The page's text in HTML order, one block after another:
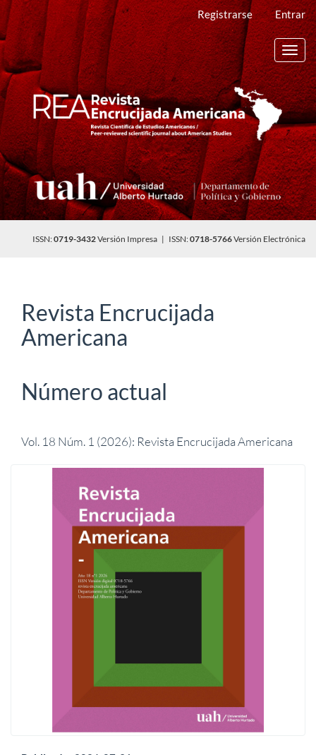
Navegación
principal
Contenido
principal
Barra
lateral
Registrarse Entrar
ISSN:0719-3432Versión Impresa | ISSN:0718-5766Versión Electrónica
Revista Encrucijada
Americana
Número actual
Vol. 18 Núm. 1 (2026): Revista Encrucijada Americana